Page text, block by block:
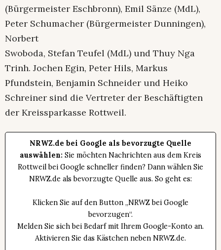
(Bürgermeister Eschbronn), Emil Sänze (MdL),
Peter Schumacher (Bürgermeister Dunningen),
Norbert
Swoboda, Stefan Teufel (MdL) und Thuy Nga
Trinh. Jochen Egin, Peter Hils, Markus
Pfundstein, Benjamin Schneider und Heiko
Schreiner sind die Vertreter der Beschäftigten
der Kreissparkasse Rottweil.
NRWZ.de bei Google als bevorzugte Quelle
auswählen: Sie möchten Nachrichten aus dem Kreis
Rottweil bei Google schneller finden? Dann wählen Sie
NRWZ.de als bevorzugte Quelle aus. So geht es:
Klicken Sie auf den Button „NRWZ bei Google
bevorzugen“.
Melden Sie sich bei Bedarf mit Ihrem Google-Konto an.
Aktivieren Sie das Kästchen neben NRWZ.de.